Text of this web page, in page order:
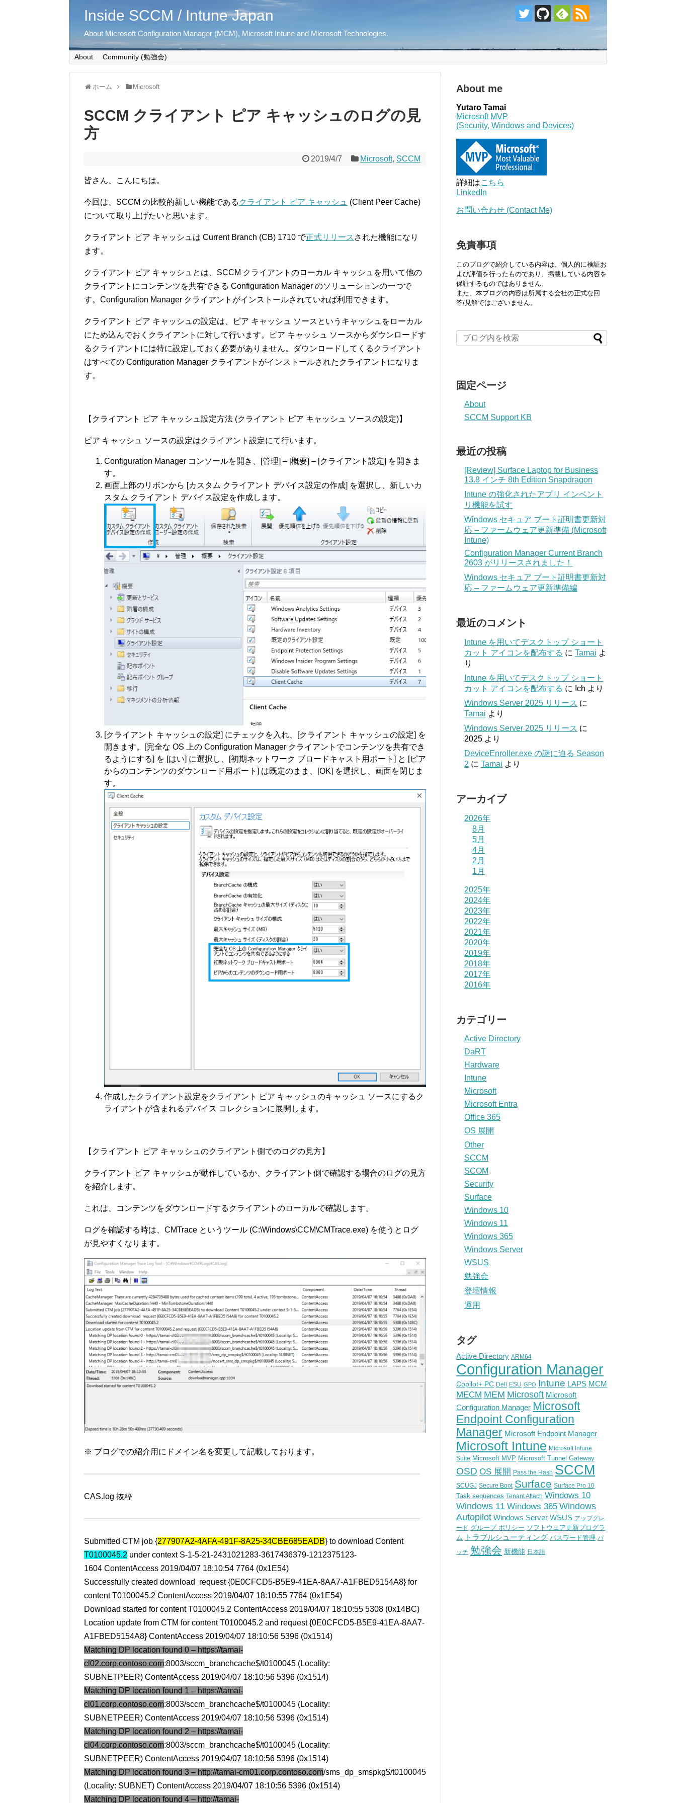
Inside SCCM / Intune Japan
About Microsoft Configuration Manager (MCM), Microsoft Intune and Microsoft Technologies.
About Community (勉強会)
ホーム Microsoft
SCCM クライアント ピア キャッシュのログの見
方
2019/4/7 Microsoft, SCCM
皆さん、こんにちは。
今回は、SCCM の比較的新しい機能である クライアント ピア キャッシュ (Client Peer Cache)
について取り上げたいと思います。
クライアント ピア キャッシュは Current Branch (CB) 1710 で正式リリース された機能になり
ます。
クライアント ピア キャッシュとは、SCCM クライアントのローカル キャッシュを用いて他の
クライアントにコンテンツを共有できる Configuration Manager のソリューションの一つで
す。Configuration Manager クライアントがインストールされていれば利用できます。
クライアント ピア キャッシュの設定は、ピア キャッシュ ソースというキャッシュをローカル
にため込んでおくクライアントに対して行います。ピア キャッシュ ソースからダウンロードす
るクライアントには特に設定しておく必要がありません。ダウンロードしてくるクライアント
はすべての Configuration Manager クライアントがインストールされたクライアントになりま
す。
【クライアント ピア キャッシュ設定方法 (クライアント ピア キャッシュ ソースの設定)】
ピア キャッシュ ソースの設定はクライアント設定にて行います。
Configuration Manager コンソールを開き、[管理] – [概要] – [クライアント設定] を開きま
す。
画面上部のリボンから [カスタム クライアント デバイス設定の作成] を選択し、新しいカ
スタム クライアント デバイス設定を作成します。
[クライアント キャッシュの設定] にチェックを入れ、[クライアント キャッシュの設定] を
開きます。[完全な OS 上の Configuration Manager クライアントでコンテンツを共有でき
るようにする] を [はい] に選択し、[初期ネットワーク ブロードキャスト用ポート] と [ピア
からのコンテンツのダウンロード用ポート] は既定のまま、[OK] を選択し、画面を閉じま
す。
作成したクライアント設定をクライアント ピア キャッシュのキャッシュ ソースにするク
ライアントが含まれるデバイス コレクションに展開します。
【クライアント ピア キャッシュのクライアント側でのログの見方】
クライアント ピア キャッシュが動作しているか、クライアント側で確認する場合のログの見方
を紹介します。
これは、コンテンツをダウンロードするクライアントのローカルで確認します。
ログを確認する時は、CMTrace というツール (C:\Windows\CCM\CMTrace.exe) を使うとログ
が見やすくなります。
※ ブログでの紹介用にドメイン名を変更して記載しております。
CAS.log 抜粋
Submitted CTM job {277907A2-4AFA-491F-8A25-34CBE685EADB} to download Content
T0100045.2 under context S-1-5-21-2431021283-3617436379-1212375123-
1604 ContentAccess 2019/04/07 18:10:54 7764 (0x1E54)
Successfully created download request {0E0CFCD5-B5E9-41EA-8AA7-A1FBED5154A8} for
content T0100045.2 ContentAccess 2019/04/07 18:10:55 7764 (0x1E54)
Download started for content T0100045.2 ContentAccess 2019/04/07 18:10:55 5308 (0x14BC)
Location update from CTM for content T0100045.2 and request {0E0CFCD5-B5E9-41EA-8AA7-
A1FBED5154A8} ContentAccess 2019/04/07 18:10:56 5396 (0x1514)
Matching DP location found 0 – https://tamai-
cl02.corp.contoso.com:8003/sccm_branchcache$/t0100045 (Locality:
SUBNETPEER) ContentAccess 2019/04/07 18:10:56 5396 (0x1514)
Matching DP location found 1 – https://tamai-
cl01.corp.contoso.com:8003/sccm_branchcache$/t0100045 (Locality:
SUBNETPEER) ContentAccess 2019/04/07 18:10:56 5396 (0x1514)
Matching DP location found 2 – https://tamai-
cl04.corp.contoso.com:8003/sccm_branchcache$/t0100045 (Locality:
SUBNETPEER) ContentAccess 2019/04/07 18:10:56 5396 (0x1514)
Matching DP location found 3 – http://tamai-cm01.corp.contoso.com/sms_dp_smspkg$/t0100045
(Locality: SUBNET) ContentAccess 2019/04/07 18:10:56 5396 (0x1514)
Matching DP location found 4 – http://tamai-
About me
Yutaro Tamai
Microsoft MVP
(Security, Windows and Devices)
詳細はこちら
LinkedIn
お問い合わせ (Contact Me)
免責事項
このブログで紹介している内容は、個人的に検証お
よび評価を行ったものであり、掲載している内容を
保証するものではありません。
また、本ブログの内容は所属する会社の正式な回
答/見解ではございません。
固定ページ
About
SCCM Support KB
最近の投稿
[Review] Surface Laptop for Business
13.8 インチ 8th Edition Snapdragon
Intune の強化されたアプリ インベント
リ機能を試す
Windows セキュア ブート証明書更新対
応 – ファームウェア更新準備 (Microsoft
Intune)
Configuration Manager Current Branch
2603 がリリースされました！
Windows セキュア ブート証明書更新対
応 – ファームウェア更新準備編
最近のコメント
Intune を用いてデスクトップ ショート
カット アイコンを配布する に Tamai よ
り
Intune を用いてデスクトップ ショート
カット アイコンを配布する に Ich より
Windows Server 2025 リリース に
Tamai より
Windows Server 2025 リリース に
2025 より
DeviceEnroller.exe の謎に迫る Season
2 に Tamai より
アーカイブ
2026年
8月
5月
4月
2月
1月
2025年
2024年
2023年
2022年
2021年
2020年
2019年
2018年
2017年
2016年
カテゴリー
Active Directory
DaRT
Hardware
Intune
Microsoft
Microsoft Entra
Office 365
OS 展開
Other
SCCM
SCOM
Security
Surface
Windows 10
Windows 11
Windows 365
Windows Server
WSUS
勉強会
登壇情報
運用
タグ
Active Directory ARM64
Configuration Manager
Copilot+ PC Dell ESU GPO Intune LAPS MCM
MECM MEM Microsoft Microsoft
Configuration Manager Microsoft
Endpoint Configuration
Manager Microsoft Endpoint Manager
Microsoft Intune Microsoft Intune
Suite Microsoft MVP Microsoft Tunnel Gateway
OSD OS 展開 Pass the Hash SCCM
SCUGJ Secure Boot Surface Surface Pro 10
Task sequences Tenant Attach Windows 10
Windows 11 Windows 365 Windows
Autopilot Windows Server WSUS アップグレ
ード グループ ポリシー ソフトウェア更新プログラ
ム
トラブルシューティング パスワード管理 パ
ッチ 勉強会 新機能 日本語